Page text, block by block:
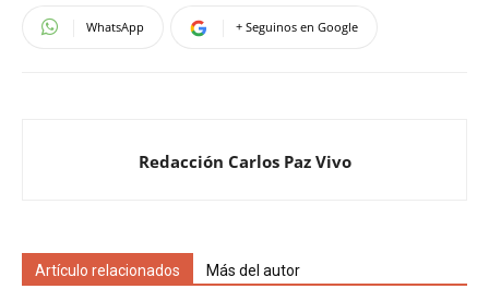
WhatsApp + Seguinos en Google
Redacción Carlos Paz Vivo
Artículo relacionados Más del autor